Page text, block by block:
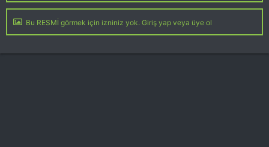
Bu RESMİ görmek için izniniz yok. Giriş yap veya üye ol